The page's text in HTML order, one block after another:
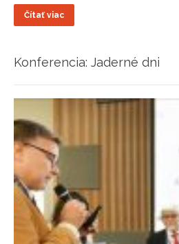
Čítať viac
Konferencia: Jaderné dni